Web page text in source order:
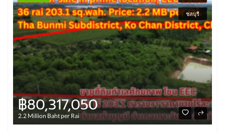
ชลบุรี
฿80,317,050
2.2 Million Baht per Rai